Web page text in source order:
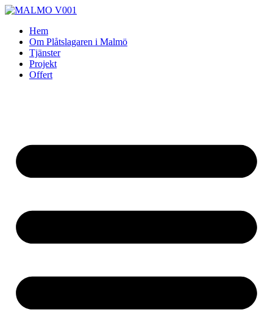
Skip
contentHem
Om Plåtslagaren i Malmö
Tjänster
Projekt
Offert